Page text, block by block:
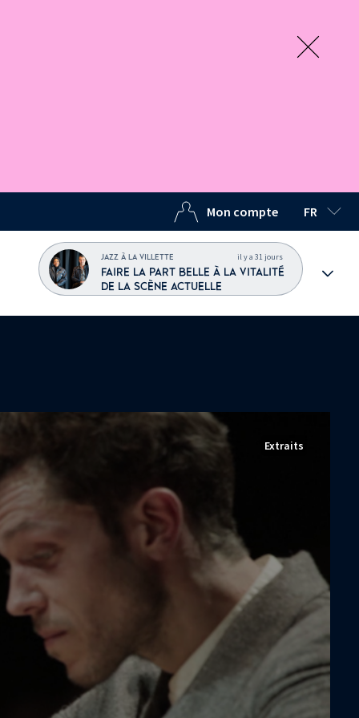
Mon compte FR
LANGUE
JAZZ À LA VILLETTE il y a 31 jours
FAIRE LA PART BELLE À LA VITALITÉ
DE LA SCÈNE ACTUELLE
Extraits